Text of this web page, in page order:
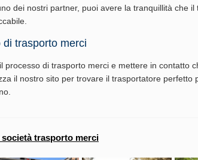
dei nostri partner, puoi avere la tranquillità che il
trasporto merci
processo di trasporto merci e mettere in contatto
il nostro sito per trovare il trasportatore perfetto
trasporto merci